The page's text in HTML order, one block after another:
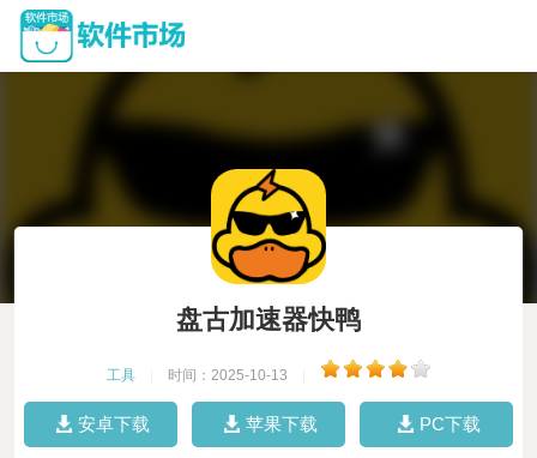
盘古加速器快鸭
工具 时间：2025-10-13
安卓下载 苹果下载 PC下载